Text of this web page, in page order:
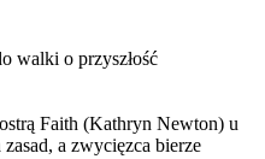
walki o przyszłość
Faith (Kathryn Newton) u
a zwycięzca bierze